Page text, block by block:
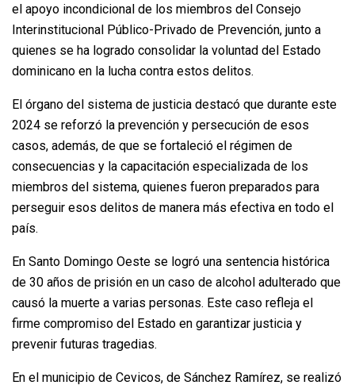
el apoyo incondicional de los miembros del Consejo
Interinstitucional Público-Privado de Prevención, junto a
quienes se ha logrado consolidar la voluntad del Estado
dominicano en la lucha contra estos delitos.
El órgano del sistema de justicia destacó que durante este
2024 se reforzó la prevención y persecución de esos
casos, además, de que se fortaleció el régimen de
consecuencias y la capacitación especializada de los
miembros del sistema, quienes fueron preparados para
perseguir esos delitos de manera más efectiva en todo el
país.
En Santo Domingo Oeste se logró una sentencia histórica
de 30 años de prisión en un caso de alcohol adulterado que
causó la muerte a varias personas. Este caso refleja el
firme compromiso del Estado en garantizar justicia y
prevenir futuras tragedias.
En el municipio de Cevicos, de Sánchez Ramírez, se realizó